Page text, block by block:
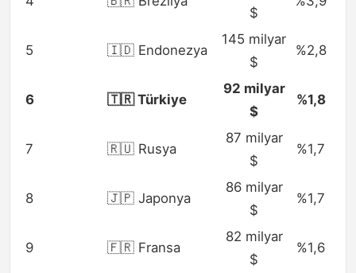
$
5 🇮🇩 Endonezya
145 milyar
$
%2,8
6 🇹🇷 Türkiye
92 milyar
$
%1,8
7 🇷🇺 Rusya
87 milyar
$
%1,7
8 🇯🇵 Japonya
86 milyar
$
%1,7
9 🇫🇷 Fransa
82 milyar
$
%1,6